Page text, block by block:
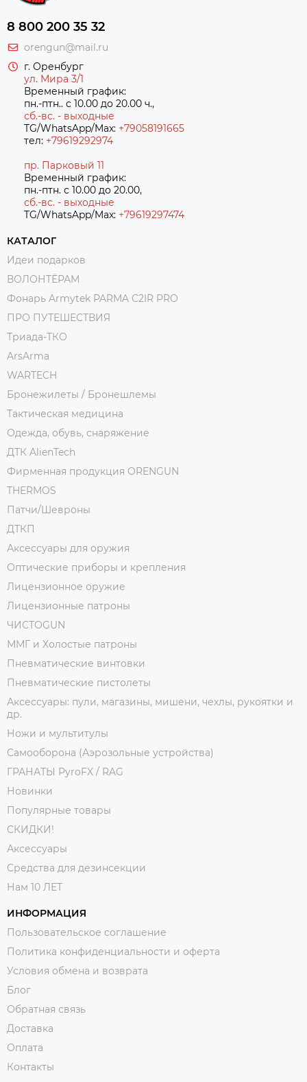
8 800 200 35 32
orengun@mail.ru
г. Оренбург
ул. Мира 3/1
Временный график:
пн.-птн.. с 10.00 до 20.00 ч.,
сб.-вс. - выходные
TG/WhatsApp/Max: +79058191665
тел: +79619292974
пр. Парковый 11
Временный график:
пн.-птн. с 10.00 до 20.00,
сб.-вс. - выходные
TG/WhatsApp/Max: +79619297474
КАТАЛОГ
Идеи подарков
ВОЛОНТЁРАМ
Фонарь Armytek PARMA C2IR PRO
ПРО ПУТЕШЕСТВИЯ
Триада-ТКО
ArsArma
WARTECH
Бронежилеты / Бронешлемы
Тактическая медицина
Одежда, обувь, снаряжение
ДТК AlienTech
Фирменная продукция ORENGUN
THERMOS
Патчи/Шевроны
ДТКП
Аксессуары для оружия
Оптические приборы и крепления
Лицензионное оружие
Лицензионные патроны
ЧИСТОGUN
ММГ и Холостые патроны
Пневматические винтовки
Пневматические пистолеты
Аксессуары: пули, магазины, мишени, чехлы, рукоятки и
др.
Ножи и мультитулы
Самооборона (Аэрозольные устройства)
ГРАНАТЫ PyroFX / RAG
Новинки
Популярные товары
СКИДКИ!
Аксессуары
Средства для дезинсекции
Нам 10 ЛЕТ
ИНФОРМАЦИЯ
Пользовательское соглашение
Политика конфиденциальности и оферта
Условия обмена и возврата
Блог
Обратная связь
Доставка
Оплата
Контакты